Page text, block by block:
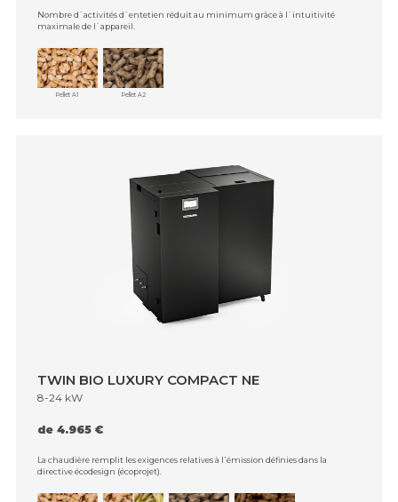
Nombre d`activités d`entetien réduit au minimum grâce à l`intuitivité
maximale de l`appareil.
Pellet A1 Pellet A2
TWIN BIO LUXURY COMPACT NE
8-24 kW
de 4.965 €
La chaudière remplit les exigences relatives à l᾿émission définies dans la
directive écodesign (écoprojet).